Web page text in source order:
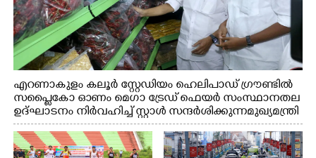
എറണാകുളം കലൂർ സ്റ്റേഡിയം ഹെലിപാഡ് ഗ്രൗണ്ടിൽ
സപ്ളൈകോ ഓണം മെഗാ ട്രേഡ് ഫെയർ സംസ്ഥാനതല
ഉദ്ഘാടനം നിർവഹിച്ച് സ്റ്റാൾ സന്ദർശിക്കുന്ന മുഖ്യമന്ത്രി
വി.ഡി. സതീശൻ. മന്ത്രി അനൂപ് ജേക്കബ് സമീപം